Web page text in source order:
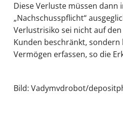
Diese Verluste müssen dann
„Nachschusspflicht“
Verlustrisiko sei nicht auf
Kunden beschränkt, sondern
Vermögen erfassen, so die
Bild: Vadymvdrobot/